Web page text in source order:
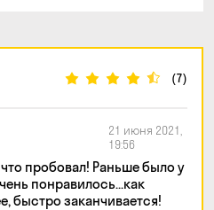
(7)
21 июня 2021,
19:56
пробовал! Раньше было у
понравилось...как
быстро заканчивается!